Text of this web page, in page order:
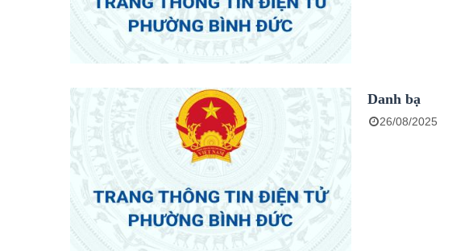
Danh bạ
26/08/2025